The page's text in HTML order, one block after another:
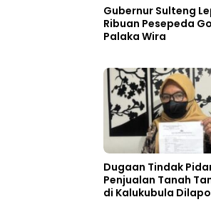
Gubernur Sulteng
Ribuan Pesepeda
Palaka Wira
Dugaan Tindak
Penjualan Tanah
di Kalukubula